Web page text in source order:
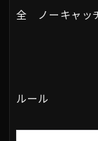
全 ノーキャッ
ルール